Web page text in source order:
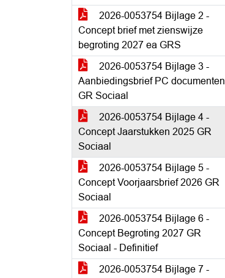
2026-0053754 Bijlage 2 -
Concept brief met zienswijze
begroting 2027 ea GRS
2026-0053754 Bijlage 3 -
Aanbiedingsbrief PC documenten
GR Sociaal
2026-0053754 Bijlage 4 -
Concept Jaarstukken 2025 GR
Sociaal
2026-0053754 Bijlage 5 -
Concept Voorjaarsbrief 2026 GR
Sociaal
2026-0053754 Bijlage 6 -
Concept Begroting 2027 GR
Sociaal - Definitief
2026-0053754 Bijlage 7 -